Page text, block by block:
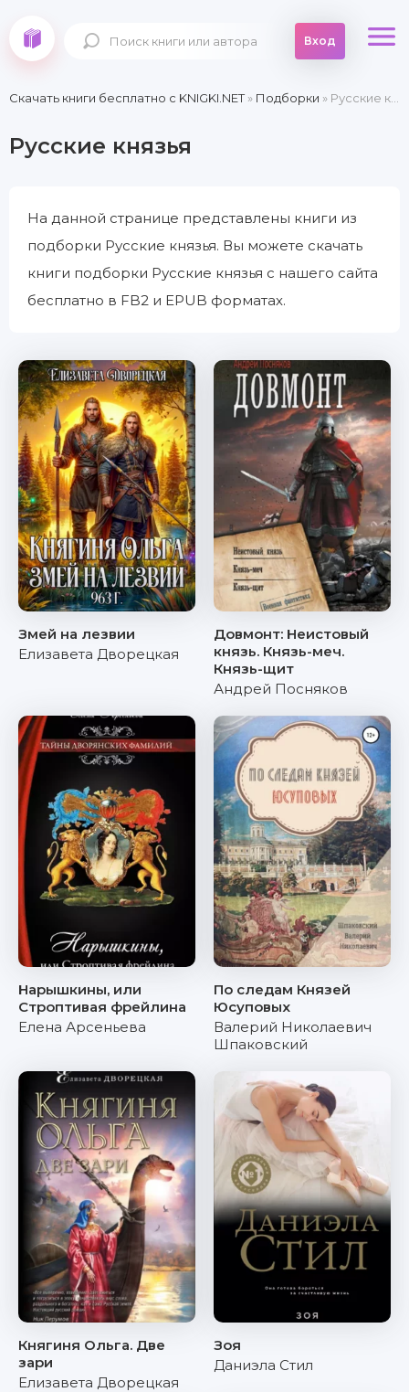
Вход
Скачать книги бесплатно c KNIGKI.NET» Подборки » Русские князья
Русские князья
На данной странице представлены книги из
подборки Русские князья. Вы можете скачать
книги подборки Русские князья с нашего сайта
бесплатно в FB2 и EPUB форматах.
Змей на лезвии
Елизавета Дворецкая
Довмонт: Неистовый
князь. Князь-меч.
Князь-щит
Андрей Посняков
Нарышкины, или
Строптивая фрейлина
Елена Арсеньева
По следам Князей
Юсуповых
Валерий Николаевич
Шпаковский
Княгиня Ольга. Две
зари
Елизавета Дворецкая
Зоя
Даниэла Стил